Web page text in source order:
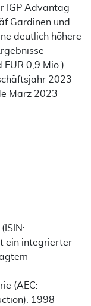
IGP Advantag-
Gardinen und
deutlich höhere
EUR 0,9 Mio.)
2023
März 2023
ein integrierter
(AEC:
1998